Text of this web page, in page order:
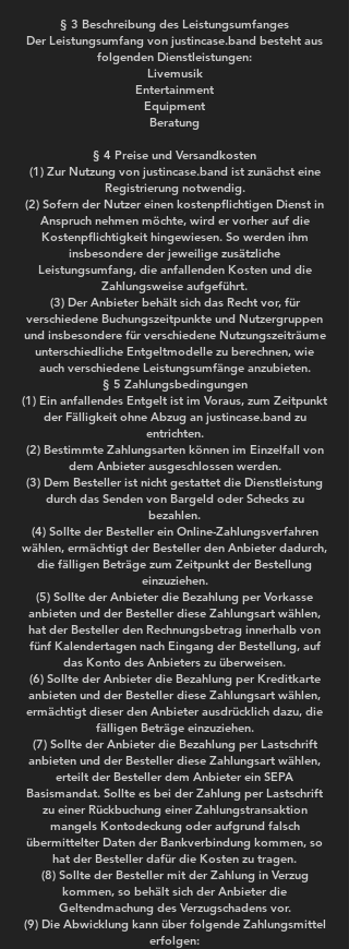
§ 3 Beschreibung des Leistungsumfanges
Der Leistungsumfang von justincase.band besteht aus
folgenden Dienstleistungen:
Livemusik
Entertainment
Equipment
Beratung
§ 4 Preise und Versandkosten
(1) Zur Nutzung von justincase.band ist zunächst eine
Registrierung notwendig.
(2) Sofern der Nutzer einen kostenpflichtigen Dienst in
Anspruch nehmen möchte, wird er vorher auf die
Kostenpflichtigkeit hingewiesen. So werden ihm
insbesondere der jeweilige zusätzliche
Leistungsumfang, die anfallenden Kosten und die
Zahlungsweise aufgeführt.
(3) Der Anbieter behält sich das Recht vor, für
verschiedene Buchungszeitpunkte und Nutzergruppen
und insbesondere für verschiedene Nutzungszeiträume
unterschiedliche Entgeltmodelle zu berechnen, wie
auch verschiedene Leistungsumfänge anzubieten.
§ 5 Zahlungsbedingungen
(1) Ein anfallendes Entgelt ist im Voraus, zum Zeitpunkt
der Fälligkeit ohne Abzug an justincase.band zu
entrichten.
(2) Bestimmte Zahlungsarten können im Einzelfall von
dem Anbieter ausgeschlossen werden.
(3) Dem Besteller ist nicht gestattet die Dienstleistung
durch das Senden von Bargeld oder Schecks zu
bezahlen.
(4) Sollte der Besteller ein Online-Zahlungsverfahren
wählen, ermächtigt der Besteller den Anbieter dadurch,
die fälligen Beträge zum Zeitpunkt der Bestellung
einzuziehen.
(5) Sollte der Anbieter die Bezahlung per Vorkasse
anbieten und der Besteller diese Zahlungsart wählen,
hat der Besteller den Rechnungsbetrag innerhalb von
fünf Kalendertagen nach Eingang der Bestellung, auf
das Konto des Anbieters zu überweisen.
(6) Sollte der Anbieter die Bezahlung per Kreditkarte
anbieten und der Besteller diese Zahlungsart wählen,
ermächtigt dieser den Anbieter ausdrücklich dazu, die
fälligen Beträge einzuziehen.
(7) Sollte der Anbieter die Bezahlung per Lastschrift
anbieten und der Besteller diese Zahlungsart wählen,
erteilt der Besteller dem Anbieter ein SEPA
Basismandat. Sollte es bei der Zahlung per Lastschrift
zu einer Rückbuchung einer Zahlungstransaktion
mangels Kontodeckung oder aufgrund falsch
übermittelter Daten der Bankverbindung kommen, so
hat der Besteller dafür die Kosten zu tragen.
(8) Sollte der Besteller mit der Zahlung in Verzug
kommen, so behält sich der Anbieter die
Geltendmachung des Verzugschadens vor.
(9) Die Abwicklung kann über folgende Zahlungsmittel
erfolgen: